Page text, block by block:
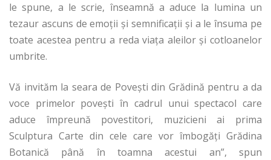
le spune, a le scrie, înseamnă a aduce la lumina un
tezaur ascuns de emoţii şi semnificaţii şi a le însuma pe
toate acestea pentru a reda viaţa aleilor şi cotloanelor
umbrite.
Vă invităm la seara de Poveşti din Grădină pentru a da
voce primelor poveşti în cadrul unui spectacol care
aduce împreună povestitori, muzicieni ai prima
Sculptura Carte din cele care vor îmbogăţi Grădina
Botanică până în toamna acestui an”, spun